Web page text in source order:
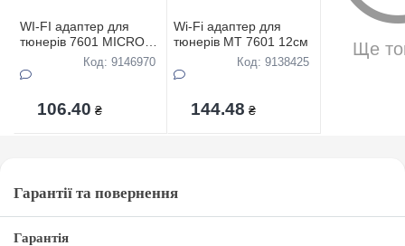
WI-FI адаптер для
тюнерiв 7601 MICRO
Код: 9146970
106.40 ₴
Wi-Fi адаптер для
тюнерiв MT 7601 12см
Код: 9138425
144.48 ₴
Ще
Гарантії та повернення
Гарантія